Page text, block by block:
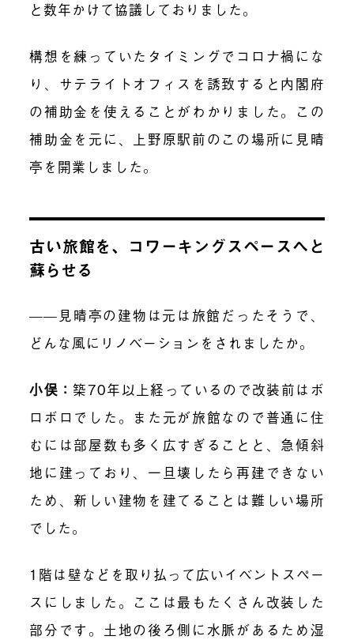
と数年かけて協議しておりました。
構想を練っていたタイミングでコロナ禍にな
り、サテライトオフィスを誘致すると内閣府
の補助金を使えることがわかりました。この
補助金を元に、上野原駅前のこの場所に見晴
亭を開業しました。
古い旅館を、コワーキングスペースへと
蘇らせる
——見晴亭の建物は元は旅館だったそうで、
どんな風にリノベーションをされましたか。
小俣：築70年以上経っているので改装前はボ
ロボロでした。また元が旅館なので普通に住
むには部屋数も多く広すぎることと、急傾斜
地に建っており、一旦壊したら再建できない
ため、新しい建物を建てることは難しい場所
でした。
1階は壁などを取り払って広いイベントスペー
スにしました。ここは最もたくさん改装した
部分です。土地の後ろ側に水脈があるため湿